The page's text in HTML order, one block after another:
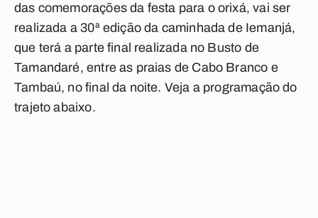
das comemorações da festa para o orixá, vai ser
realizada a 30ª edição da caminhada de Iemanjá,
que terá a parte final realizada no Busto de
Tamandaré, entre as praias de Cabo Branco e
Tambaú, no final da noite. Veja a programação do
trajeto abaixo.